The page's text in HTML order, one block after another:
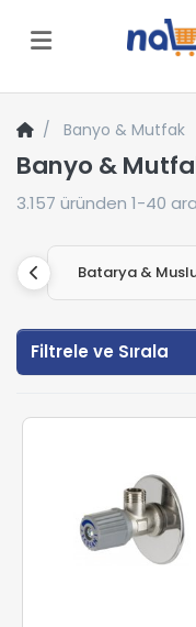
Menü
Banyo & Mutfak
Banyo &
3.157 üründen 1-40
Batarya &
Filtrele ve Sırala